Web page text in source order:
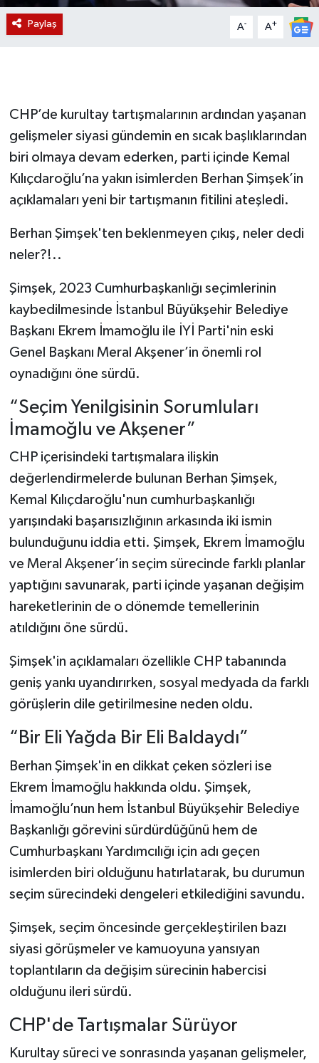
Paylaş A- A+
CHP’de kurultay tartışmalarının ardından yaşanan
gelişmeler siyasi gündemin en sıcak başlıklarından
biri olmaya devam ederken, parti içinde Kemal
Kılıçdaroğlu’na yakın isimlerden Berhan Şimşek’in
açıklamaları yeni bir tartışmanın fitilini ateşledi.
Berhan Şimşek'ten beklenmeyen çıkış, neler dedi
neler?!..
Şimşek, 2023 Cumhurbaşkanlığı seçimlerinin
kaybedilmesinde İstanbul Büyükşehir Belediye
Başkanı Ekrem İmamoğlu ile İYİ Parti'nin eski
Genel Başkanı Meral Akşener’in önemli rol
oynadığını öne sürdü.
“Seçim Yenilgisinin Sorumluları
İmamoğlu ve Akşener”
CHP içerisindeki tartışmalara ilişkin
değerlendirmelerde bulunan Berhan Şimşek,
Kemal Kılıçdaroğlu'nun cumhurbaşkanlığı
yarışındaki başarısızlığının arkasında iki ismin
bulunduğunu iddia etti. Şimşek, Ekrem İmamoğlu
ve Meral Akşener’in seçim sürecinde farklı planlar
yaptığını savunarak, parti içinde yaşanan değişim
hareketlerinin de o dönemde temellerinin
atıldığını öne sürdü.
Şimşek'in açıklamaları özellikle CHP tabanında
geniş yankı uyandırırken, sosyal medyada da farklı
görüşlerin dile getirilmesine neden oldu.
“Bir Eli Yağda Bir Eli Baldaydı”
Berhan Şimşek'in en dikkat çeken sözleri ise
Ekrem İmamoğlu hakkında oldu. Şimşek,
İmamoğlu’nun hem İstanbul Büyükşehir Belediye
Başkanlığı görevini sürdürdüğünü hem de
Cumhurbaşkanı Yardımcılığı için adı geçen
isimlerden biri olduğunu hatırlatarak, bu durumun
seçim sürecindeki dengeleri etkilediğini savundu.
Şimşek, seçim öncesinde gerçekleştirilen bazı
siyasi görüşmeler ve kamuoyuna yansıyan
toplantıların da değişim sürecinin habercisi
olduğunu ileri sürdü.
CHP'de Tartışmalar Sürüyor
Kurultay süreci ve sonrasında yaşanan gelişmeler,